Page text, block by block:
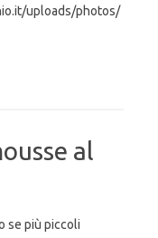
uploads/photos/
al
se più piccoli